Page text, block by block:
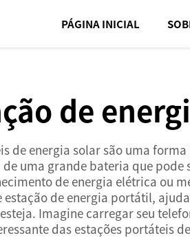
PÁGINA INICIAL
de
de energia solar são uma
de uma grande bateria que
de energia elétrica ou
de energia portátil,
Imagine carregar seu
das estações portáteis